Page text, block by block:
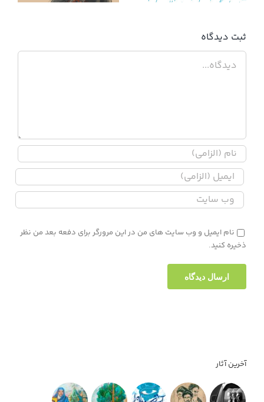
ثبت ديدگاه
دیدگاه
نام ایمیل و وب سایت های من در این مرورگر برای دفعه بعد من نظر
ذخیره کنید.
آخرین آثار